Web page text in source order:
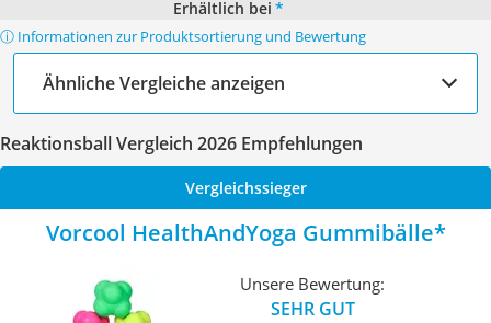
Erhältlich bei *
ⓘ Informationen zur Produktsortierung und Bewertung
Ähnliche Vergleiche anzeigen
Reaktionsball Vergleich 2026 Empfehlungen
Vergleichssieger
Vorcool HealthAndYoga Gummibälle
Unsere Bewertung:
SEHR GUT